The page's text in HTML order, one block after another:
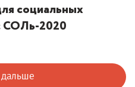
социальных
СОЛь-2020
дальше